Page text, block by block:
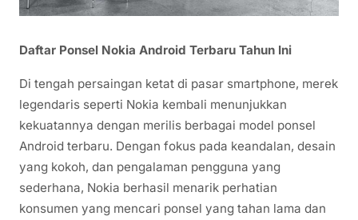
Daftar Ponsel Nokia Android Terbaru Tahun Ini
Di tengah persaingan ketat di pasar smartphone, merek
legendaris seperti Nokia kembali menunjukkan
kekuatannya dengan merilis berbagai model ponsel
Android terbaru. Dengan fokus pada keandalan, desain
yang kokoh, dan pengalaman pengguna yang
sederhana, Nokia berhasil menarik perhatian
konsumen yang mencari ponsel yang tahan lama dan